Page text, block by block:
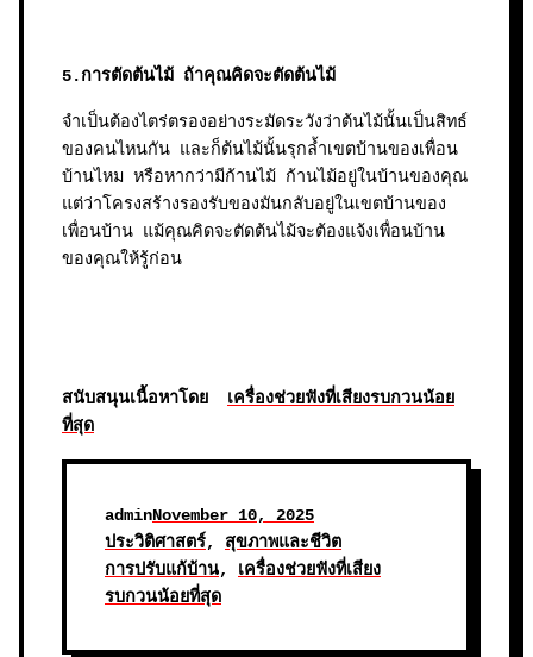
5.การตัดต้นไม้ ถ้าคุณคิดจะตัดต้นไม้
จำเป็นต้องไตร่ตรองอย่างระมัดระวังว่าต้นไม้นั้นเป็นสิทธ์
ของคนไหนกัน และก็ต้นไม้นั้นรุกล้ำเขตบ้านของเพื่อน
บ้านไหม หรือหากว่ามีก้านไม้ ก้านไม้อยู่ในบ้านของคุณ
แต่ว่าโครงสร้างรองรับของมันกลับอยู่ในเขตบ้านของ
เพื่อนบ้าน แม้คุณคิดจะตัดต้นไม้จะต้องแจ้งเพื่อนบ้าน
ของคุณให้รู้ก่อน
สนับสนุนเนื้อหาโดย เครื่องช่วยฟังที่เสียงรบกวนน้อย
ที่สุด
adminNovember 10, 2025
ประวิติศาสตร์, สุขภาพและชีวิต
การปรับแก้บ้าน, เครื่องช่วยฟังที่เสียง
รบกวนน้อยที่สุด